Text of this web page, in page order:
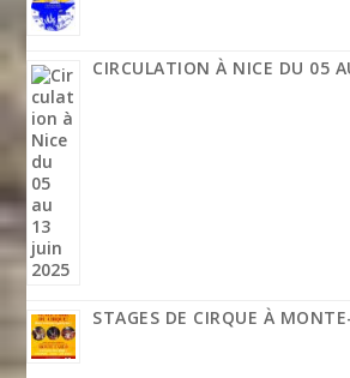
CIRCULATION À NICE DU 05
STAGES DE CIRQUE À